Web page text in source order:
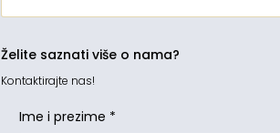
Želite saznati više o nama?
Kontaktirajte nas!
Ime i prezime *